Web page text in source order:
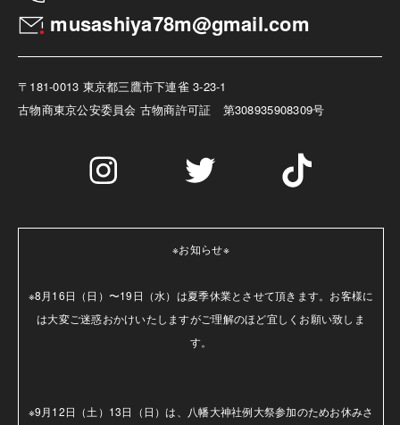
musashiya78m@gmail.com
〒181-0013 東京都三鷹市下連雀 3-23-1
古物商東京公安委員会 古物商許可証 第308935908309号
※お知らせ※
※8月16日（日）〜19日（水）は夏季休業とさせて頂きます。お客様に
は大変ご迷惑おかけいたしますがご理解のほど宜しくお願い致しま
す。
※9月12日（土）13日（日）は、八幡大神社例大祭参加のためお休みさ